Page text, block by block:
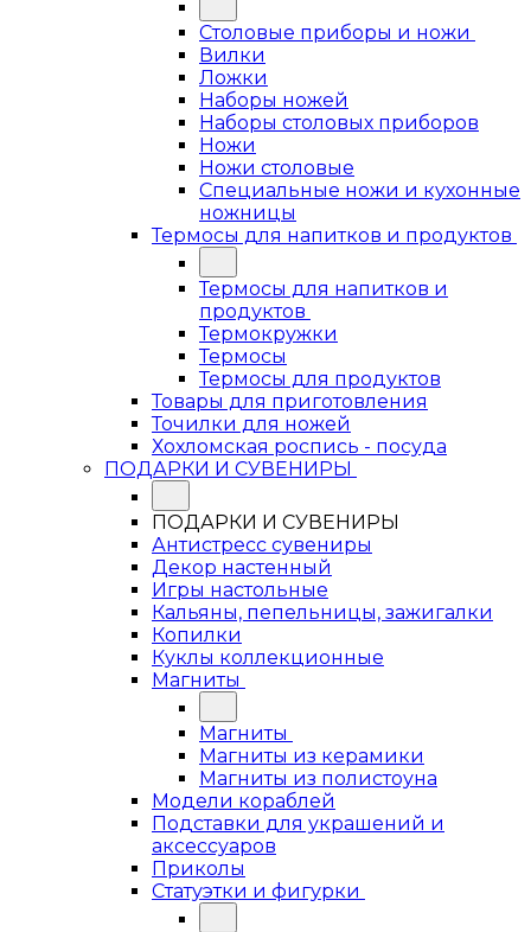
Столовые приборы и ножи
Вилки
Ложки
Наборы ножей
Наборы столовых приборов
Ножи
Ножи столовые
Специальные ножи и кухонные
ножницы
Термосы для напитков и продуктов
Термосы для напитков и
продуктов
Термокружки
Термосы
Термосы для продуктов
Товары для приготовления
Точилки для ножей
Хохломская роспись - посуда
ПОДАРКИ И СУВЕНИРЫ
ПОДАРКИ И СУВЕНИРЫ
Антистресс сувениры
Декор настенный
Игры настольные
Кальяны, пепельницы, зажигалки
Копилки
Куклы коллекционные
Магниты
Магниты
Магниты из керамики
Магниты из полистоуна
Модели кораблей
Подставки для украшений и
аксессуаров
Приколы
Статуэтки и фигурки